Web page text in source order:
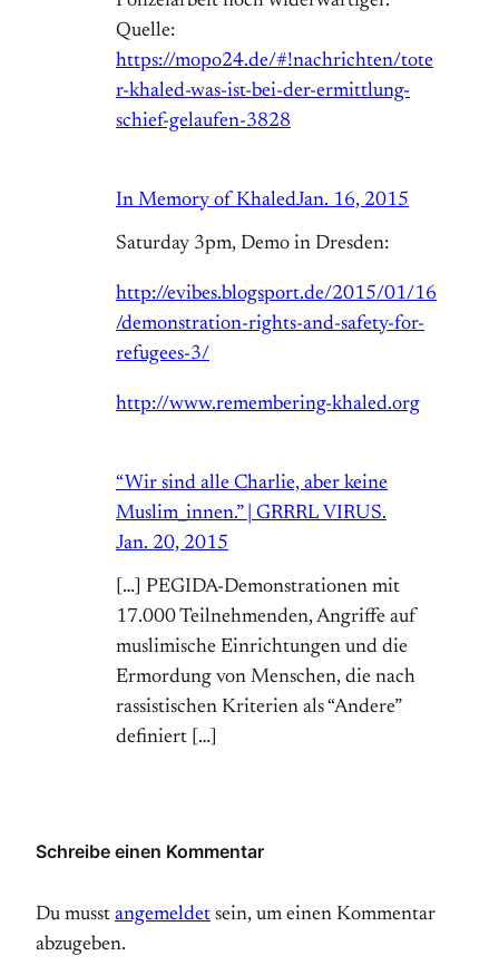
Quelle:
https://mopo24.de/#!nachrichten/tote
r-khaled-was-ist-bei-der-ermittlung-
schief-gelaufen-3828
In Memory of KhaledJan. 16, 2015
Saturday 3pm, Demo in Dresden:
http://evibes.blogsport.de/2015/01/16
/demonstration-rights-and-safety-for-
refugees-3/
http://www.remembering-khaled.org
“Wir sind alle Charlie, aber keine
Muslim_innen.” | GRRRL VIRUS.
Jan. 20, 2015
[…] PEGIDA-Demonstrationen mit
17.000 Teilnehmenden, Angriffe auf
muslimische Einrichtungen und die
Ermordung von Menschen, die nach
rassistischen Kriterien als “Andere”
definiert […]
Schreibe einen Kommentar
Du musst angemeldet sein, um einen Kommentar
abzugeben.